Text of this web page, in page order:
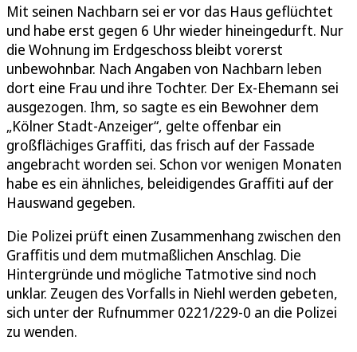
Mit seinen Nachbarn sei er vor das Haus geflüchtet
und habe erst gegen 6 Uhr wieder hineingedurft. Nur
die Wohnung im Erdgeschoss bleibt vorerst
unbewohnbar. Nach Angaben von Nachbarn leben
dort eine Frau und ihre Tochter. Der Ex-Ehemann sei
ausgezogen. Ihm, so sagte es ein Bewohner dem
„Kölner Stadt-Anzeiger“, gelte offenbar ein
großflächiges Graffiti, das frisch auf der Fassade
angebracht worden sei. Schon vor wenigen Monaten
habe es ein ähnliches, beleidigendes Graffiti auf der
Hauswand gegeben.
Die Polizei prüft einen Zusammenhang zwischen den
Graffitis und dem mutmaßlichen Anschlag. Die
Hintergründe und mögliche Tatmotive sind noch
unklar. Zeugen des Vorfalls in Niehl werden gebeten,
sich unter der Rufnummer 0221/229-0 an die Polizei
zu wenden.